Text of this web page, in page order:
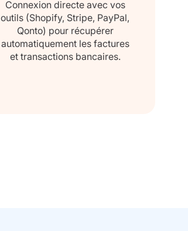
Connexion directe avec vos
outils (Shopify, Stripe, PayPal,
Qonto) pour récupérer
automatiquement les factures
et transactions bancaires.